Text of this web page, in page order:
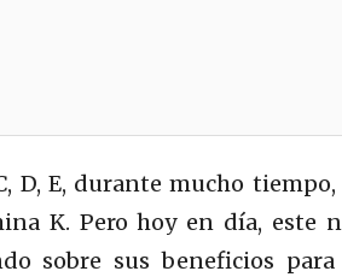
D, E, durante mucho
K. Pero hoy en día, este
sobre sus beneficios para